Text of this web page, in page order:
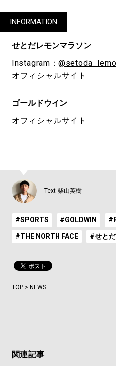
INFORMATION
せとだレモンマラソン
Instagram：
オフィシャルサイト
ゴールドウイン
オフィシャルサイト
Text_柴山英樹
#SPORTS #GOLDWIN
#THE NORTH FACE #せと
TOP> NEWS
関連記事